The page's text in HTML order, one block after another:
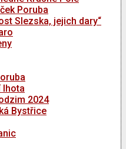
Poruba
Slezska, jejich dary“
lhota
2024
Bystřice